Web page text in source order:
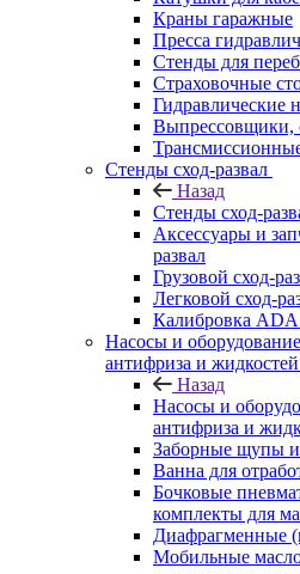
Краны гаражные
Пресса
Стенды для
Страховочные
Гидравлические
Выпрессовщики,
Стенды сход-развал
Назад
Стенды сход-
Аксессуары и
развал
Грузовой сход-
Легковой сход-
Калибровка
Насосы и
антифриза и жидкостей
Назад
Насосы и
антифриза и
Заборные щупы и
Ванна для
Бочковые
комплекты для
Диафрагменные
Мобильные